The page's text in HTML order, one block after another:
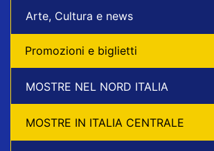
Arte, Cultura e news
Promozioni e biglietti
MOSTRE NEL NORD ITALIA
MOSTRE IN ITALIA CENTRALE